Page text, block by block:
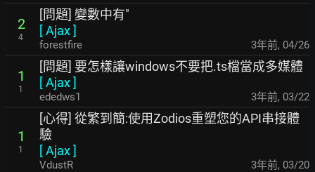
2
4
[問題] 變數中有"
[Ajax]
forestfire 3年前, 04/26
1
1
[問題] 要怎樣讓windows不要把.ts檔當成多媒體
[Ajax]
ededws1 3年前, 03/22
1
1
[心得] 從繁到簡:使用Zodios重塑您的API串接體
驗
[Ajax]
VdustR 3年前, 03/20